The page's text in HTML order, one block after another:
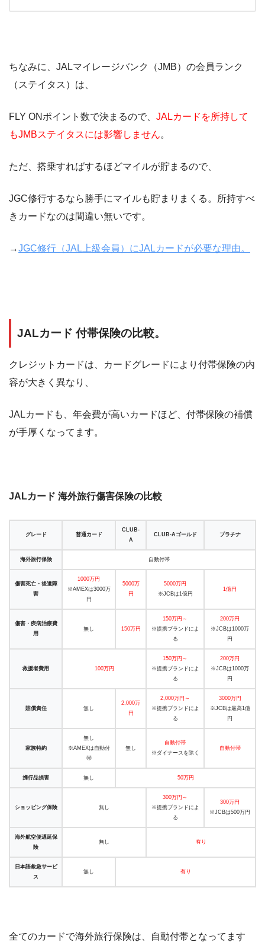
ちなみに、JALマイレージバンク（JMB）の会員ランク
（ステイタス）は、
FLY ONポイント数で決まるので、 JALカードを所持して
もJMBステイタスには影響しません。
ただ、搭乗すればするほどマイルが貯まるので、
JGC修行するなら勝手にマイルも貯まりまくる。所持すべ
きカードなのは間違い無いです。
→JGC修行（JAL上級会員）にJALカードが必要な理由。
JALカード 付帯保険の比較。
クレジットカードは、カードグレードにより付帯保険の内
容が大きく異なり、
JALカードも、年会費が高いカードほど、付帯保険の補償
が手厚くなってます。
JALカード 海外旅行傷害保険の比較
グレード 普通カード
CLUB-
A
CLUB-Aゴールド プラチナ
海外旅行保険 自動付帯
傷害死亡・後遺障
害
1000万円
※AMEXは3000万
円
5000万
円
5000万円
※JCBは1億円
1億円
傷害・疾病治療費
用
無し 150万円
150万円～
※提携ブランドによ
る
200万円
※JCBは1000万
円
救援者費用 100万円
150万円～
※提携ブランドによ
る
200万円
※JCBは1000万
円
賠償責任 無し
2,000万
円
2,000万円～
※提携ブランドによ
る
3000万円
※JCBは最高1億
円
家族特約
無し
※AMEXは自動付
帯
無し
自動付帯
※ダイナースを除く
自動付帯
携行品損害 無し 50万円
ショッピング保険 無し
300万円～
※提携ブランドによ
る
300万円
※JCBは500万円
海外航空便遅延保
険
無し 有り
日本語救急サービ
ス
無し 有り
全てのカードで海外旅行保険は、自動付帯となってます